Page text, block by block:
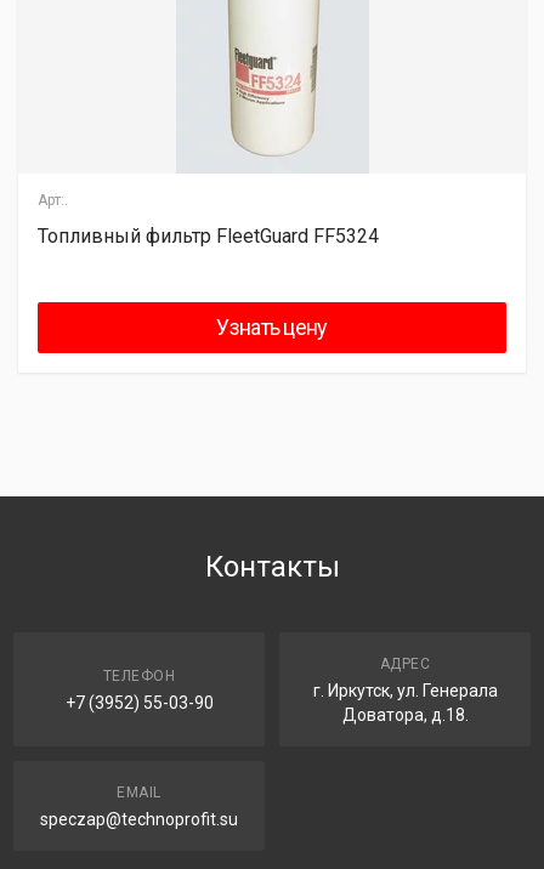
фильтр FleetGuard FF5324
Узнать цену
Контакты
ТЕЛЕФОН
+7 (3952) 55-03-90
АДРЕС
г. Иркутск, ул. Генерала
Доватора, д.18.
EMAIL
speczap@technoprofit.su